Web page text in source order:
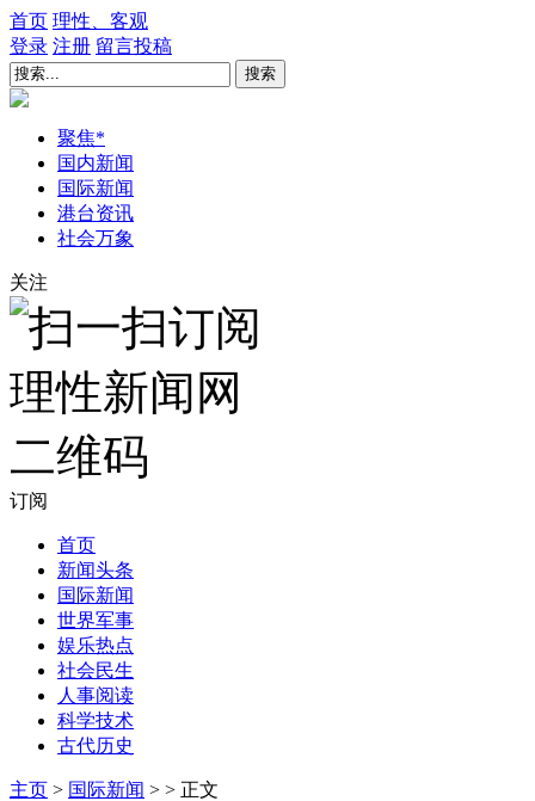
首页 理性、客观
登录 注册 留言投稿
搜索
聚焦*
国内新闻
国际新闻
港台资讯
社会万象
关注
订阅
首页
新闻头条
国际新闻
世界军事
娱乐热点
社会民生
人事阅读
科学技术
古代历史
主页 > 国际新闻 > > 正文